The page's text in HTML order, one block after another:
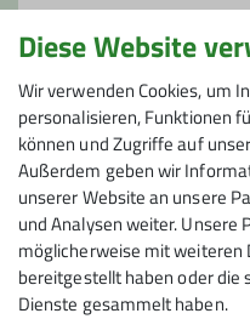
Anmeldung bis
18.05.2025
Preis
Gruppenticket (Zug)
Diese Website
Wir verwenden Cookies, um
personalisieren, Funktionen
können und Zugriffe auf
Außerdem geben wir
unserer Website an unsere
und Analysen weiter.
möglicherweise mit weiteren
bereitgestellt haben oder die
Dienste gesammelt haben.